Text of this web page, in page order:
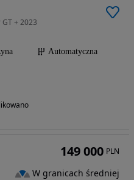
+ 2023
Automatyczna
149 000 PLN
W granicach średniej